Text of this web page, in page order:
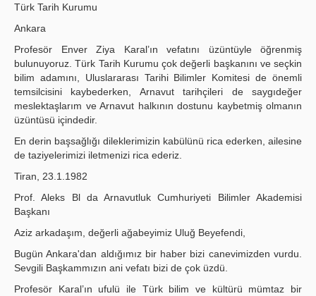
Türk Tarih Kurumu
Ankara
Profesör Enver Ziya Karal’ın vefatını üzüntüyle öğrenmiş
bulunu­yoruz. Türk Tarih Kurumu çok değerli başkanını ve seçkin
bilim adamını, Uluslararası Tarihi Bilimler Komitesi de önemli
temsilcisini kaybederken, Arnavut tarihçileri de saygıdeğer
meslektaşlarım ve Arnavut halkının dostunu kaybetmiş olmanın
üzüntüsü içindedir.
En derin başsağlığı dileklerimizin kabülünü rica ederken, ailesine
de taziyelerimizi iletmenizi rica ederiz.
Tiran, 23.1.1982
Prof. Aleks Bl da Arnavutluk Cumhuriyeti Bilimler Akademisi
Başkanı
Aziz arkadaşım, değerli ağabeyimiz Uluğ Beyefendi,
Bugün Ankara'dan aldığımız bir haber bizi canevimizden vurdu.
Sevgili Başkammızın ani vefatı bizi de çok üzdü.
Profesör Karal’ın ufulü ile Türk bilim ve kültürü mümtaz bir